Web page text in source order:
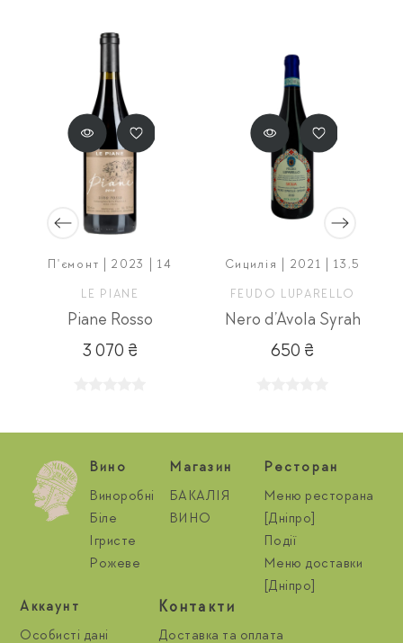
П'ємонт | 2023 | 14
LE PIANE
Piane Rosso
3 070 ₴
Сицилія | 2021 | 13,5
FEUDO LUPARELLO
Nero d’Avola Syrah
650 ₴
Вино
Виноробні
Біле
Ігристе
Рожеве
Магазин
БАКАЛІЯ
ВИНО
Ресторан
Меню ресторана
[Дніпро]
Події
Меню доставки
[Дніпро]
Aккаунт
Особисті дані
Контакти
Доставка та оплата